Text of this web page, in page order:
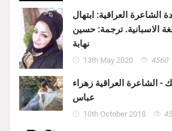
الشاعرة العراقية: ابتهال
الاسبانية. ترجمة: حسين
نهابة
13th May 2020 4560
- الشاعرة العراقية زهراء
عباس
10th October 2018